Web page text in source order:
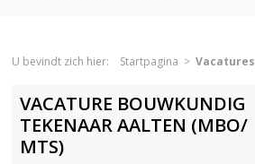
U bevindt zich hier: Startpagina >Vacatures
VACATURE BOUWKUNDIG
TEKENAAR AALTEN (MBO/
MTS)